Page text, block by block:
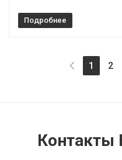
Подробнее
1 2
Контакты